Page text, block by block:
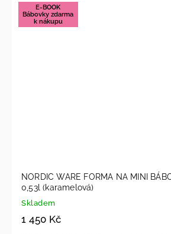
E-BOOK
Bábovky zdarma
k nákupu
NORDIC WARE FORMA NA MINI
0,53l (karamelová)
Skladem
1 450 Kč